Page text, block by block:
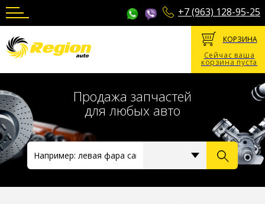
+7 (963) 128-95-25
КОРЗИНА
Сейчас ваша
корзина пуста
Продажа запчастей
для любых авто